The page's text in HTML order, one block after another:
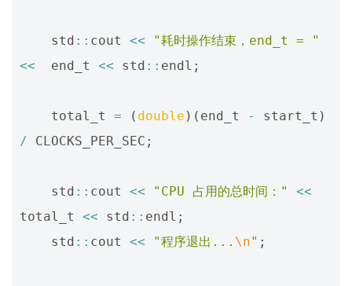
std :: cout <<
"耗时操作结束，end_t = "
<<
end_t << std :: endl ;
total_t = ( double )( end_t - start_t )
/
CLOCKS_PER_SEC ;
std :: cout << "CPU 占用的总时间："
<<
total_t
<< std :: endl ;
std :: cout << "程序退出... \n" ;